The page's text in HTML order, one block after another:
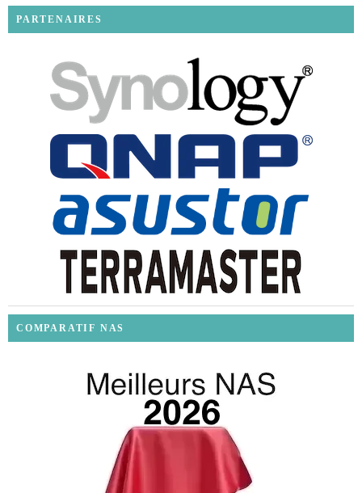
PARTENAIRES
COMPARATIF NAS